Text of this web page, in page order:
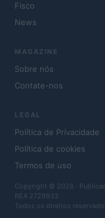
Fisco
News
MAGAZINE
Sobre nós
Contate-nos
LEGAL
Política de Privacidade
Política de cookies
Termos de uso
Copyright © 2026 ·
REA 2729933
Todos os direitos